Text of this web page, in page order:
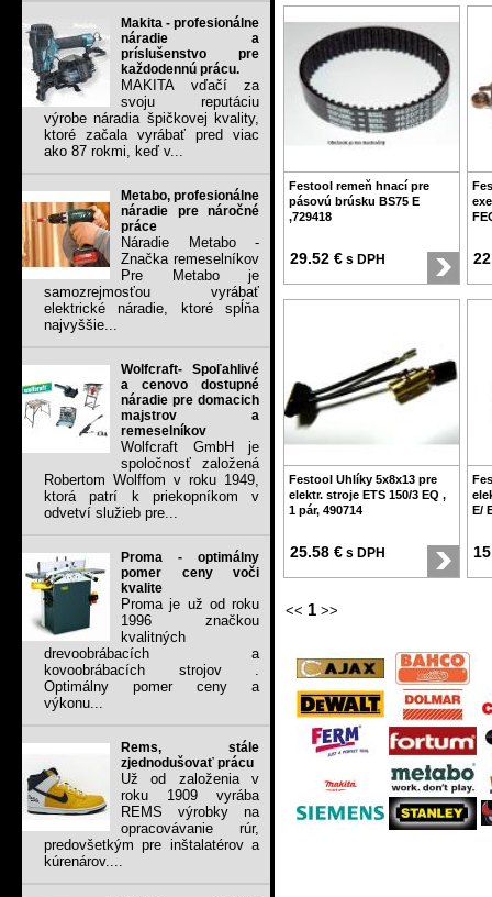
Makita - profesionálne
náradie a
príslušenstvo pre
každodennú prácu.
MAKITA vďačí za
svoju reputáciu
výrobe náradia špičkovej kvality,
ktoré začala vyrábať pred viac
ako 87 rokmi, keď v...
Metabo, profesionálne
náradie pre náročné
práce
Náradie Metabo -
Značka remeselníkov
Pre Metabo je
samozrejmosťou vyrábať
elektrické náradie, ktoré spĺňa
najvyššie...
Wolfcraft- Spoľahlivé
a cenovo dostupné
náradie pre domacich
majstrov a
remeselníkov
Wolfcraft GmbH je
spoločnosť založená
Robertom Wolffom v roku 1949,
ktorá patrí k priekopníkom v
odvetví služieb pre...
Proma - optimálny
pomer ceny voči
kvalite
Proma je už od roku
1996 značkou
kvalitných
drevoobrábacích a
kovoobrábacích strojov .
Optimálny pomer ceny a
výkonu...
Rems, stále
zjednodušovať prácu
Už od založenia v
roku 1909 vyrába
REMS výrobky na
opracovávanie rúr,
predovšetkým pre inštalatérov a
kúrenárov....
Festool remeň hnací pre
pásovú brúsku BS75 E
,729418
29.52 € s DPH
Festool Uhlíky 5x8x13 pre
elektr. stroje ETS 150/3 EQ ,
1 pár, 490714
25.58 € s DPH
E/
<< 1 >>